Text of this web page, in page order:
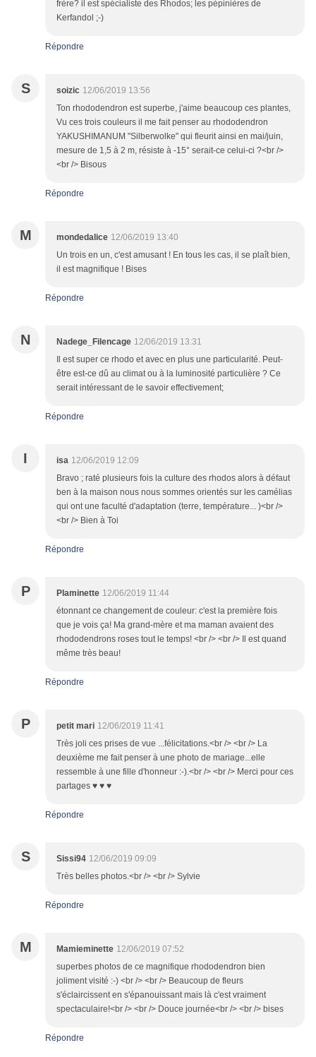
frère? il est spécialiste des Rhodos; les pépinières de
Kerfandol ;-)
Répondre
S soizic 12/06/2019 13:56
Ton rhododendron est superbe, j'aime beaucoup ces plantes,
Vu ces trois couleurs il me fait penser au rhododendron
YAKUSHIMANUM "Silberwolke" qui fleurit ainsi en mai/juin,
mesure de 1,5 à 2 m, résiste à -15° serait-ce celui-ci ?<br />
<br /> Bisous
Répondre
M mondedalice 12/06/2019 13:40
Un trois en un, c'est amusant ! En tous les cas, il se plaît bien,
il est magnifique ! Bises
Répondre
N Nadege_Filencage 12/06/2019 13:31
Il est super ce rhodo et avec en plus une particularité. Peut-
être est-ce dû au climat ou à la luminosité particulière ? Ce
serait intéressant de le savoir effectivement;
Répondre
I isa 12/06/2019 12:09
Bravo ; raté plusieurs fois la culture des rhodos alors à défaut
ben à la maison nous nous sommes orientés sur les camélias
qui ont une faculté d'adaptation (terre, température... )<br />
<br /> Bien à Toi
Répondre
P Plaminette 12/06/2019 11:44
étonnant ce changement de couleur: c'est la première fois
que je vois ça! Ma grand-mère et ma maman avaient des
rhododendrons roses tout le temps! <br /> <br /> Il est quand
même très beau!
Répondre
P petit mari 12/06/2019 11:41
Très joli ces prises de vue ...félicitations.<br /> <br /> La
deuxième me fait penser à une photo de mariage...elle
ressemble à une fille d'honneur :-).<br /> <br /> Merci pour ces
partages ♥ ♥ ♥
Répondre
S Sissi94 12/06/2019 09:09
Très belles photos.<br /> <br /> Sylvie
Répondre
M Mamieminette 12/06/2019 07:52
superbes photos de ce magnifique rhododendron bien
joliment visité :-) <br /> <br /> Beaucoup de fleurs
s'éclaircissent en s'épanouissant mais là c'est vraiment
spectaculaire!<br /> <br /> Douce journée<br /> <br /> bises
Répondre